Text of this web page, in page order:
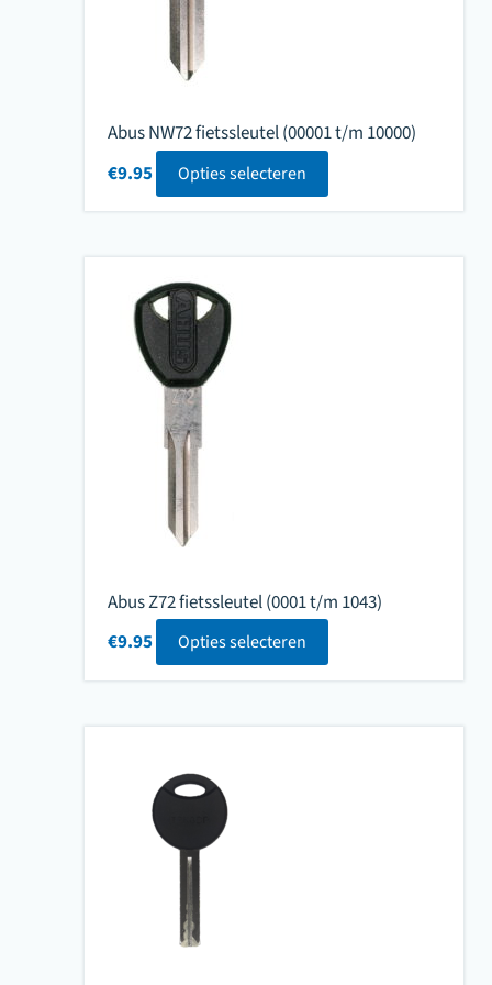
Abus NW72 fietssleutel (00001 t/m 10000)
€9.95 Opties selecteren
Abus Z72 fietssleutel (0001 t/m 1043)
€9.95 Opties selecteren